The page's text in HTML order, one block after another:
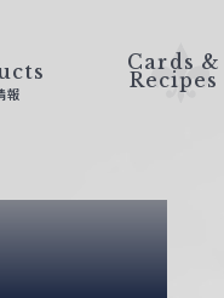
報
Cards &
Recipes